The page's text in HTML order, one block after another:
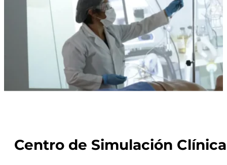
Centro de Simulación